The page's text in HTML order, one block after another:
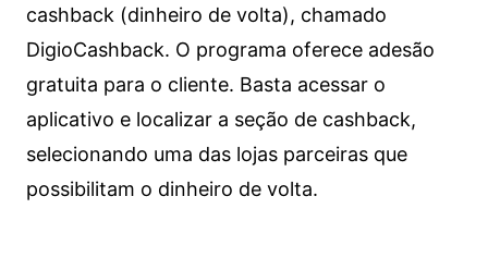
cashback (dinheiro de volta), chamado
DigioCashback. O programa oferece adesão
gratuita para o cliente. Basta acessar o
aplicativo e localizar a seção de cashback,
selecionando uma das lojas parceiras que
possibilitam o dinheiro de volta.